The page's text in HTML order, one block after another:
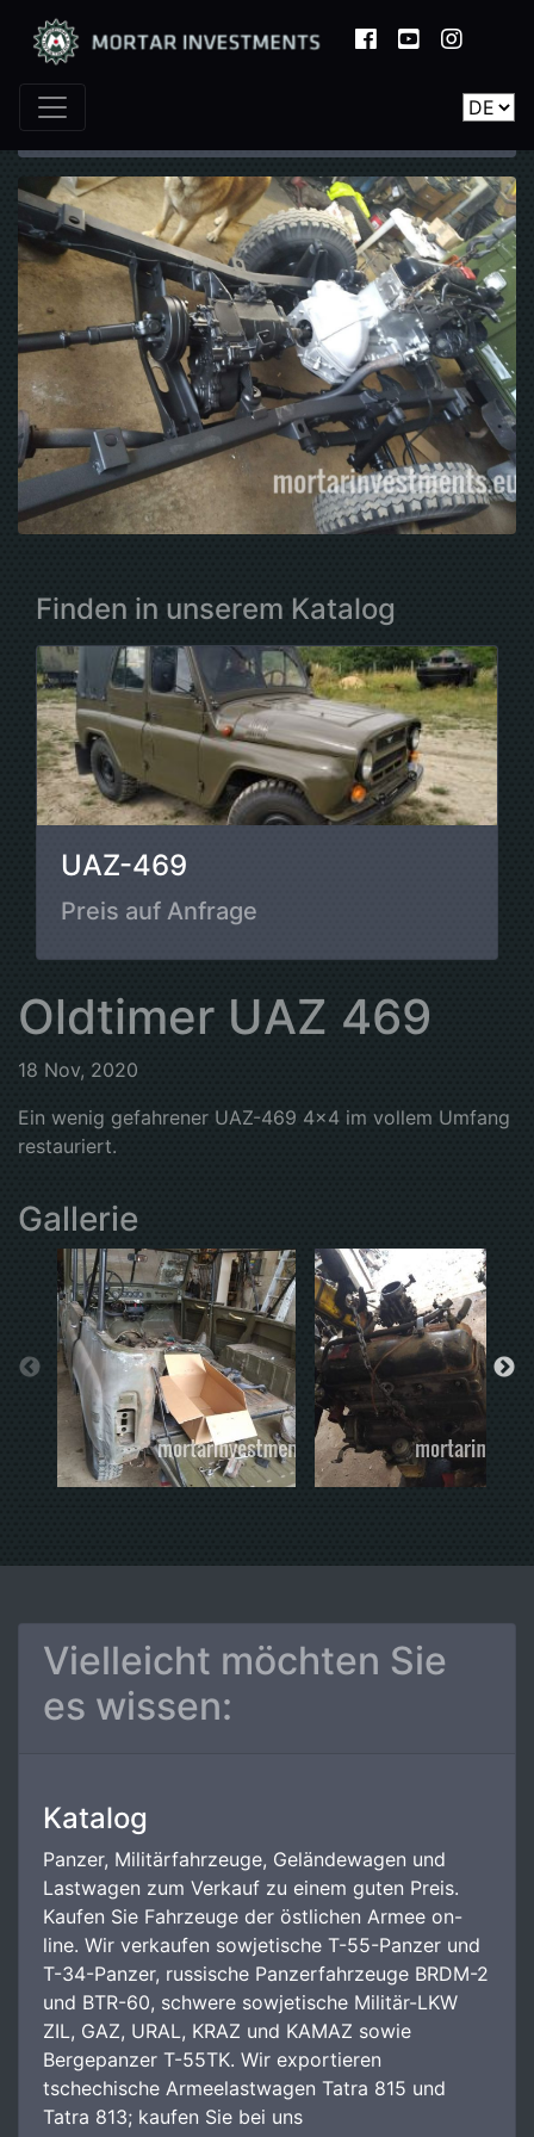
Startseite
Finden in unserem Katalog
UAZ-469
Preis auf Anfrage
Oldtimer UAZ 469
18 Nov, 2020
Ein wenig gefahrener UAZ-469 4x4 im vollem Umfang
restauriert.
Gallerie
Vielleicht möchten Sie
es wissen:
Katalog
Panzer, Militärfahrzeuge, Geländewagen und
Lastwagen zum Verkauf zu einem guten Preis.
Kaufen Sie Fahrzeuge der östlichen Armee on-
line. Wir verkaufen sowjetische T-55-Panzer und
T-34-Panzer, russische Panzerfahrzeuge BRDM-2
und BTR-60, schwere sowjetische Militär-LKW
ZIL, GAZ, URAL, KRAZ und KAMAZ sowie
Bergepanzer T-55TK. Wir exportieren
tschechische Armeelastwagen Tatra 815 und
Tatra 813; kaufen Sie bei uns